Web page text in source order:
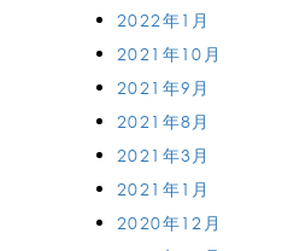
2022年1月
2021年10月
2021年9月
2021年8月
2021年3月
2021年1月
2020年12月